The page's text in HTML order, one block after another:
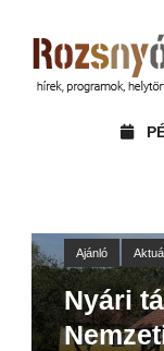
Ajánló
Nyári